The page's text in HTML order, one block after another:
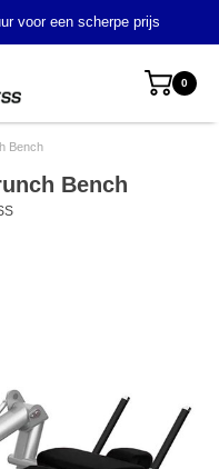
voor een scherpe prijs
0
Bench
Bench